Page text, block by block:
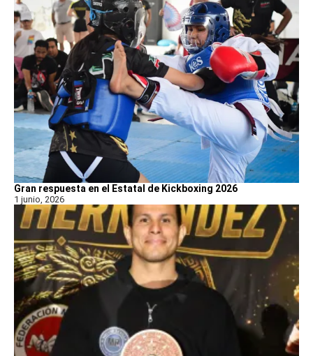
Gran respuesta en el Estatal de Kickboxing 2026
1 junio, 2026